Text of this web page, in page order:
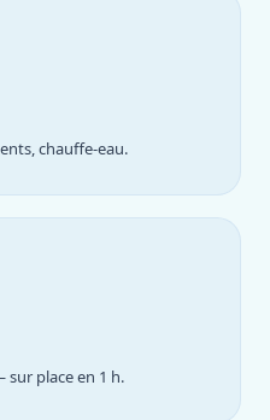
chauffe-eau.
place en 1 h.